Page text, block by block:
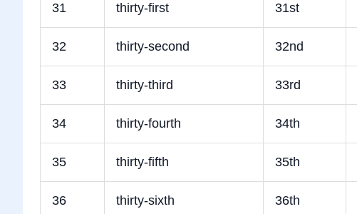
31 thirty-first 31st
32 thirty-second 32nd
33 thirty-third 33rd
34 thirty-fourth 34th
35 thirty-fifth 35th
36 thirty-sixth 36th